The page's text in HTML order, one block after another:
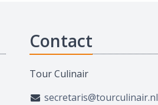
Contact
Tour Culinair
secretaris@tourculinair.nl